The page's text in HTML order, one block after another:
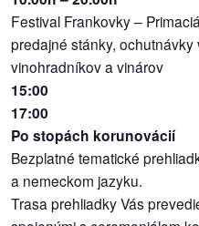
Festival Frankovky –
predajné stánky,
vinohradníkov a vinárov
15:00
17:00
Po stopách korunovácií
Bezplatné tematické
a nemeckom jazyku.
Trasa prehliadky Vás